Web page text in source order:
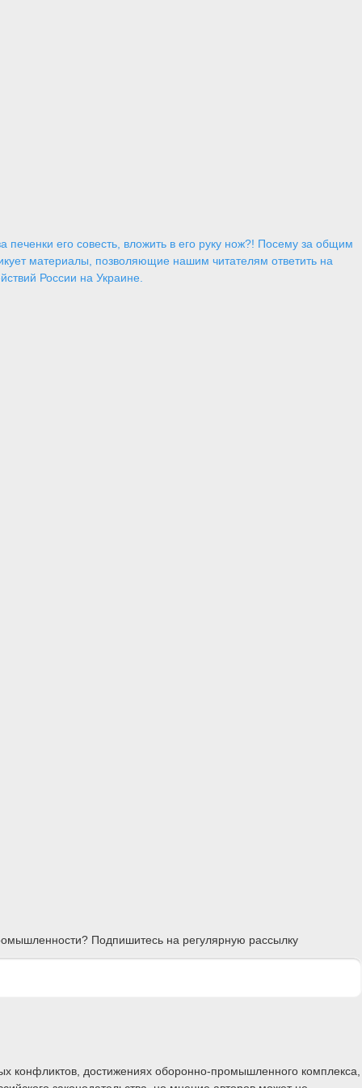
его совесть, вложить в его руку нож?! Посему за общим
материалы, позволяющие нашим читателям ответить на
России на Украине.
Подпишитесь на регулярную рассылку
конфликтов, достижениях оборонно-промышленного комплекса,